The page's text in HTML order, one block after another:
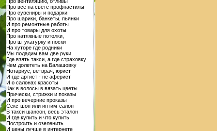
Про все на свете профнастилы
Про сувениры и подарки
Про шарики, банкеты, пьянки
И про ремонтные работы
И про товары для охоты
Про натяжные потолки,
Про штукатурку и носки
На хуторе где родники
Мы подадим вам две руки
Где взять такси, а где страховку
Чем долететь на Балашовку
Нотариус, ветврач, юрист
И где артист - не аферист
И о салонах красоты
Как в волосы в вязать цветы
Прически, стрижки и показы
И про вечерние проказы
Секс-шоп или интим-салон
В такси шансон, весь эталон
И где купить и что купить
Построить и озеленить
И цены лучше в интернете